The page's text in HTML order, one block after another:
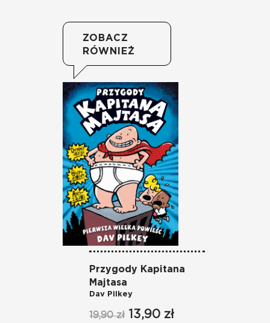
ZOBACZ
RÓWNIEŻ
Przygody Kapitana
Majtasa
Dav Pilkey
19,90 zł 13,90 zł